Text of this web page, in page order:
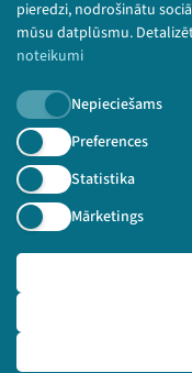
pieredzi, nodrošinātu
mūsu datplūsmu.
noteikumi
Nepieciešams
Preferences
Statistika
Mārketings
paturētas.
Piesakies
Nepalaid garām
Pieteikties
🔗 https://